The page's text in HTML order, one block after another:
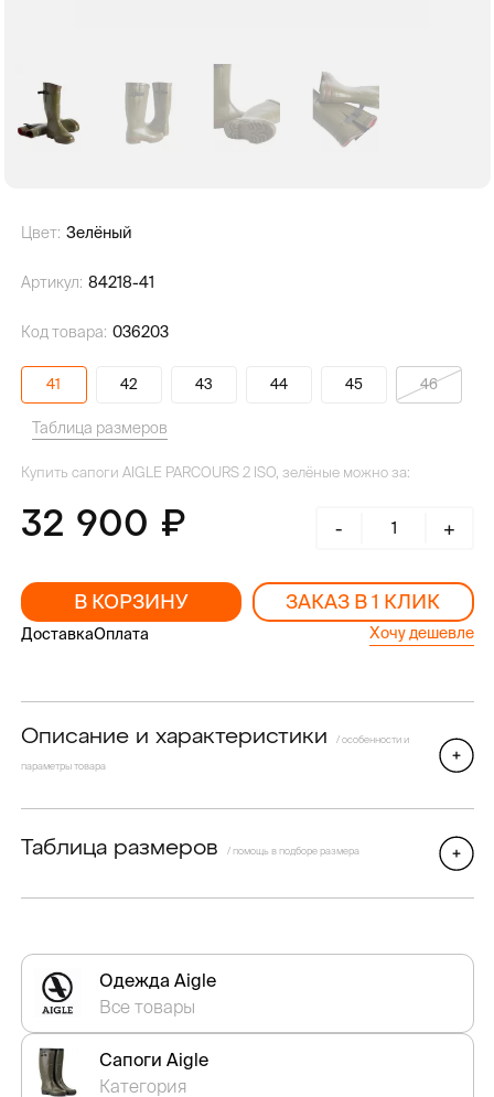
Цвет: Зелёный
Артикул: 84218-41
Код товара: 036203
41 42 43 44 45 46
Таблица размеров
Купить сапоги AIGLE PARCOURS 2 ISO, зелёные можно за:
32 900 - +
В КОРЗИНУ ЗАКАЗ В 1 КЛИК
ДоставкаОплата Хочу дешевле
Описание и характеристики / особенности и
параметры товара
Таблица размеров / помощь в подборе размера
Одежда Aigle
Все товары
Сапоги Aigle
Категория